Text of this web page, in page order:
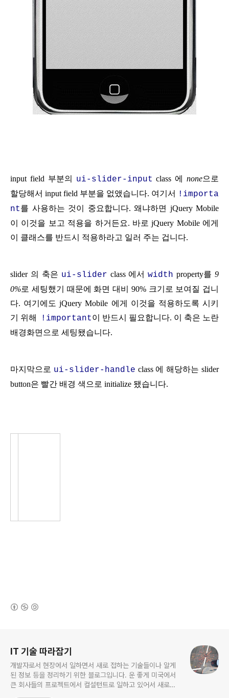
input field 부분의 ui-slider-input class 에 none으로
할당해서 input field 부분을 없앴습니다. 여기서
!importa
nt를 사용하는 것이 중요합니다. 왜냐하면 jQuery Mobile
이 이것을 보고 적용을 하거든요. 바로 jQuery Mobile 에게
이 클래스를 반드시 적용하라고 일러 주는 겁니다.
slider 의 축은 ui-slider class 에서width property를 9
0%로 세팅했기 때문에 화면 대비 90% 크기로 보여질 겁니
다. 여기에도 jQuery Mobile 에게 이것을 적용하도록 시키
기 위해
!important이 반드시 필요합니다. 이 축은 노란
배경화면으로 세팅됐습니다.
마지막으로 ui-slider-handle class 에 해당하는 slider
button은 빨간 배경 색으로 initialize 됐습니다.
IT 기술 따라잡기
개발자로서 현장에서 일하면서 새로 접하는 기술들이나 알게
된 정보 등을 정리하기 위한 블로그입니다. 운 좋게 미국에서
큰 회사들의 프로젝트에서 컬설턴트로 일하고 있어서 새로운